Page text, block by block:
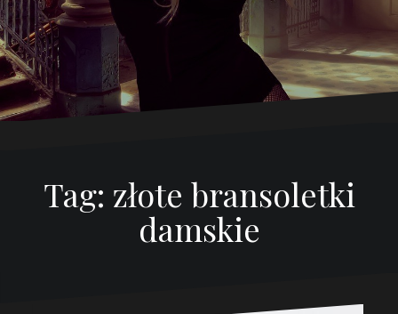
Tag: złote bransoletki
damskie